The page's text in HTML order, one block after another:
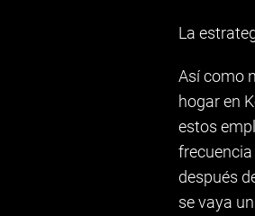
La
Así como
hogar en
estos
después
se vaya